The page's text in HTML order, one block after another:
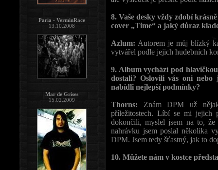
8. Vaše desky vždy zdobí
cover „Time“ a jaký důraz
Azlum: Autorem je můj blízký
vytvářel podle jejich hudebních
9. Album vychází pod
dostali? Oslovili vás oni nebo
nabídli nejlepší podmínky?
Thorns: Znám DPM už
příležitostech. Líbí se mi jejich
dokončili, myslel jsem na to,
nahrávku jsem poslal několika
DPM. Jsem tedy šťastný, jak to
10. Můžete nám v kostce
Paria - VerminRace
13.10.2008
Mar de Grises
15.02.2009